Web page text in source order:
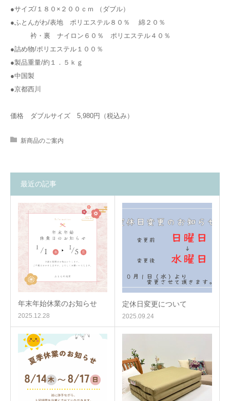
●サイズ/１８０×２００ｃｍ （ダブル）
●ふとんがわ/表地 ポリエステル８０％ 綿２０％
衿・裏 ナイロン６０％ ポリエステル４０％
●詰め物/ポリエステル１００％
●製品重量/約１．５ｋｇ
●中国製
●京都西川
価格 ダブルサイズ 5,980円（税込み）
新商品のご案内
最近の記事
年末年始休業のお知らせ
2025.12.28
定休日変更について
2025.09.24